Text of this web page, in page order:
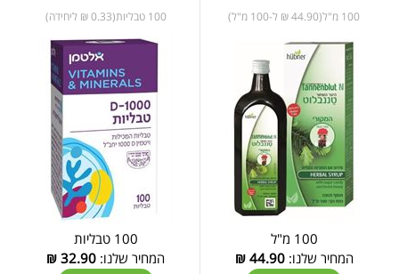
100 מ"ל(44.90 ₪ ל-100 מ"ל)
100 מ"ל
המחיר שלנו:44.90
₪
100 טבליות(0.33 ₪ ליחידה)
100 טבליות
המחיר שלנו: 32.90
₪